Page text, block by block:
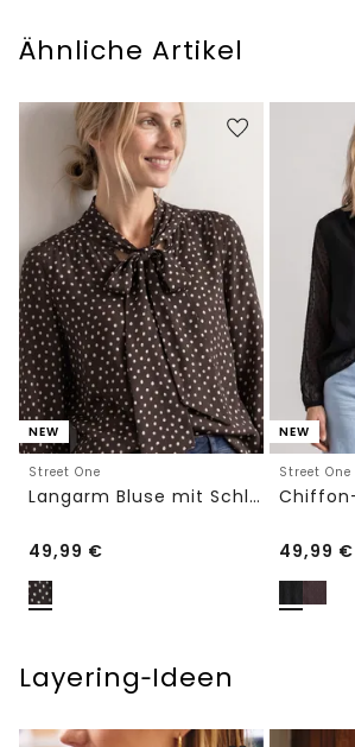
Ähnliche Artikel
NEW
Street One
Langarm Bluse mit Schleifendetail
49,99 €
NEW
Street One
49,99 €
Layering‑Ideen